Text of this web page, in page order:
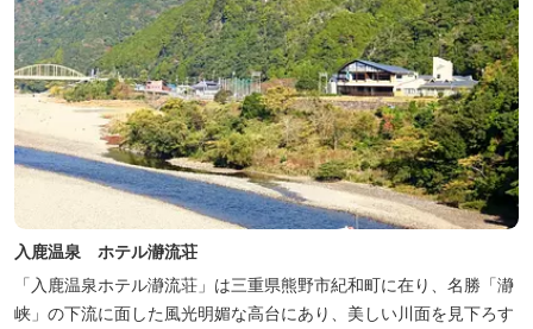
入鹿温泉 ホテル瀞流荘
「入鹿温泉ホテル瀞流荘」は三重県熊野市紀和町に在り、名勝「瀞
峡」の下流に面した風光明媚な高台にあり、美しい川面を見下ろす